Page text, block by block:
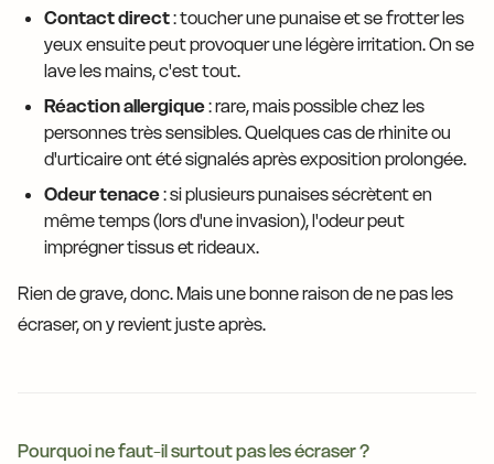
Contact direct: toucher une punaise et se frotter les
yeux ensuite peut provoquer une légère irritation. On se
lave les mains, c'est tout.
Réaction allergique: rare, mais possible chez les
personnes très sensibles. Quelques cas de rhinite ou
d'urticaire ont été signalés après exposition prolongée.
Odeur tenace: si plusieurs punaises sécrètent en
même temps (lors d'une invasion), l'odeur peut
imprégner tissus et rideaux.
Rien de grave, donc. Mais une bonne raison de ne pas les
écraser, on y revient juste après.
Pourquoi ne faut-il surtout pas les écraser ?